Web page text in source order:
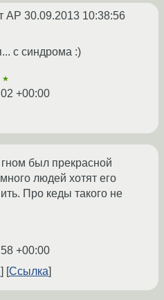
AP 30.09.2013 10:38:56
с синдрома :)
+00:00
был прекрасной
людей хотят его
Про кеды такого не
+00:00
Ссылка